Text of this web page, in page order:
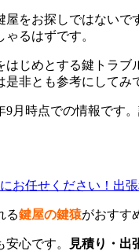
をお探しではない
るはずです。
じめとする鍵トラ
非とも参考にしてみ
月時点での情報です
る鍵屋の鍵猿がおすす
心です。 見積り・出